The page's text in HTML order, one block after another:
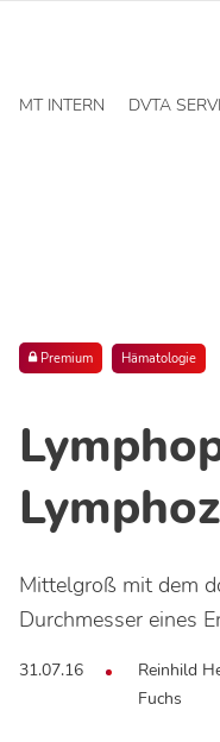
MT INTERN DVTA
Premium Hämatologie
Mittelgroß mit dem
Durchmesser eines
31.07.16
Reinhild
Fuchs